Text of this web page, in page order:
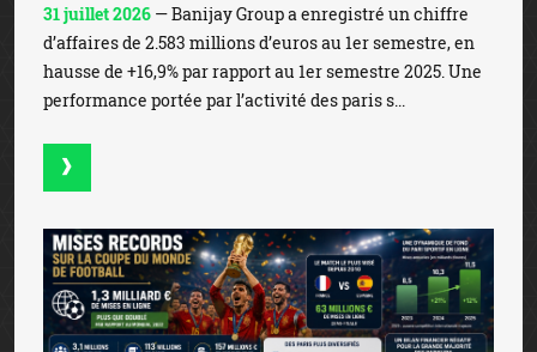
31 juillet 2026 — Banijay Group a enregistré un chiffre
d’affaires de 2.583 millions d’euros au 1er semestre, en
hausse de +16,9% par rapport au 1er semestre 2025. Une
performance portée par l’activité des paris s...